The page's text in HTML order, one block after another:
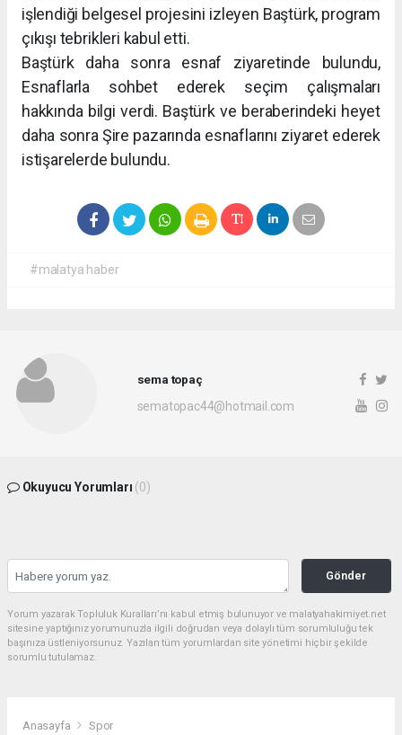
işlendiği belgesel projesini izleyen Baştürk, program
çıkışı tebrikleri kabul etti.
Baştürk daha sonra esnaf ziyaretinde bulundu,
Esnaflarla sohbet ederek seçim çalışmaları
hakkında bilgi verdi. Baştürk ve beraberindeki heyet
daha sonra Şire pazarında esnaflarını ziyaret ederek
istişarelerde bulundu.
#malatya haber
sema topaç
sematopac44@hotmail.com
Okuyucu Yorumları (0)
Gönder
Yorum yazarak Topluluk Kuralları’nı kabul etmiş bulunuyor ve malatyahakimiyet.net
sitesine yaptığınız yorumunuzla ilgili doğrudan veya dolaylı tüm sorumluluğu tek
başınıza üstleniyorsunuz. Yazılan tüm yorumlardan site yönetimi hiçbir şekilde
sorumlu tutulamaz.
Anasayfa Spor